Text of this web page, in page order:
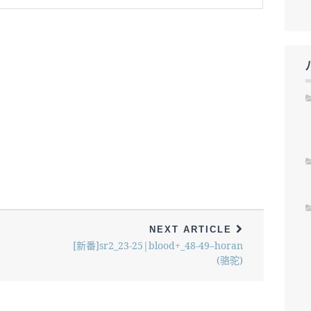
NEXT ARTICLE
[新番]sr2_23-25|blood+_48-49–horan
(骆驼)